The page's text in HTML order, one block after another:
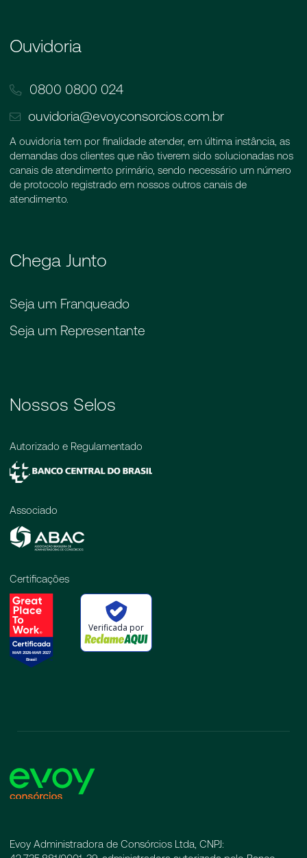
Ouvidoria
0800 0800 024
ouvidoria@evoyconsorcios.com.br
A ouvidoria tem por finalidade atender, em última instância, as
demandas dos clientes que não tiverem sido solucionadas nos
canais de atendimento primário, sendo necessário um número
de protocolo registrado em nossos outros canais de
atendimento.
Chega Junto
Seja um Franqueado
Seja um Representante
Nossos Selos
Autorizado e Regulamentado
Associado
Certificações
Verificada por
Evoy Administradora de Consórcios Ltda, CNPJ: